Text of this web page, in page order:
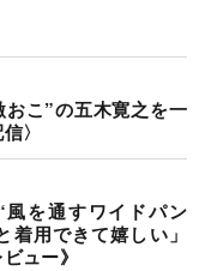
こ”の五木寛之を一
〉
風を通すワイドパン
用できて嬉しい」
ュー》